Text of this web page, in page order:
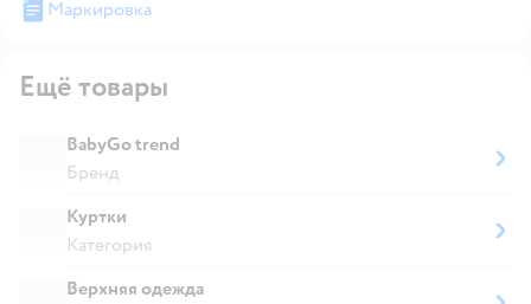
Маркировка
Ещё товары
BabyGo trend
Бренд
Куртки
Категория
Верхняя одежда